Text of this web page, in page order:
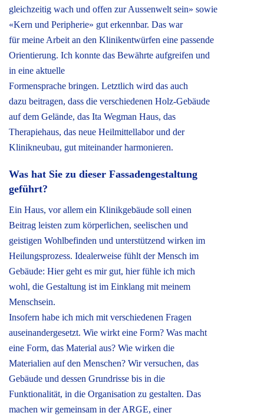
gleichzeitig wach und offen zur Aussenwelt sein» sowie
«Kern und Peripherie» gut erkennbar. Das war
für meine Arbeit an den Klinikentwürfen eine passende
Orientierung. Ich konnte das Bewährte aufgreifen und
in eine aktuelle
Formensprache bringen. Letztlich wird das auch
dazu beitragen, dass die verschiedenen Holz-Gebäude
auf dem Gelände, das Ita Wegman Haus, das
Therapiehaus, das neue Heilmittellabor und der
Klinikneubau, gut miteinander harmonieren.
Was hat Sie zu dieser Fassadengestaltung
geführt?
Ein Haus, vor allem ein Klinikgebäude soll einen
Beitrag leisten zum körperlichen, seelischen und
geistigen Wohlbefinden und unterstützend wirken im
Heilungsprozess. Idealerweise fühlt der Mensch im
Gebäude: Hier geht es mir gut, hier fühle ich mich
wohl, die Gestaltung ist im Einklang mit meinem
Menschsein.
Insofern habe ich mich mit verschiedenen Fragen
auseinandergesetzt. Wie wirkt eine Form? Was macht
eine Form, das Material aus? Wie wirken die
Materialien auf den Menschen? Wir versuchen, das
Gebäude und dessen Grundrisse bis in die
Funktionalität, in die Organisation zu gestalten. Das
machen wir gemeinsam in der ARGE, einer